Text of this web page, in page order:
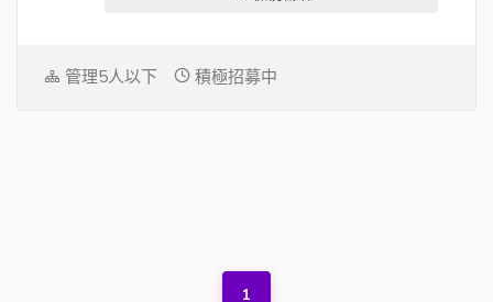
管理5人以下 積極招募中
1